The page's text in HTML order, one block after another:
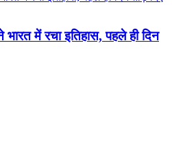
में रचा इतिहास, पहले ही दिन